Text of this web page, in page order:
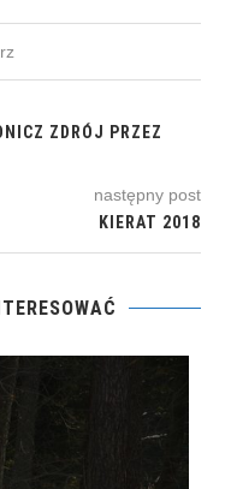
ZDRÓJ PRZEZ
następny post
KIERAT 2018